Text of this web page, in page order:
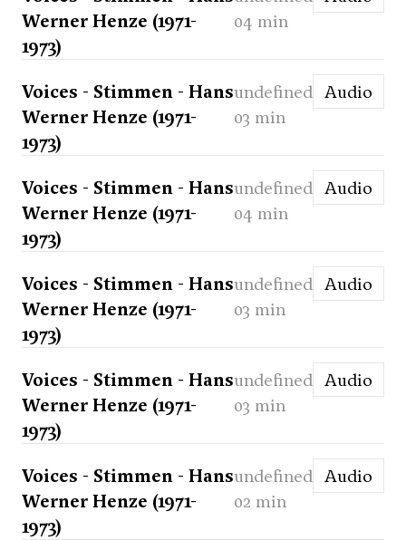
Werner Henze (1971-
1973)
04 min
Voices - Stimmen - Hans
Werner Henze (1971-
1973)
undefined
03 min
Audio
Voices - Stimmen - Hans
Werner Henze (1971-
1973)
undefined
04 min
Audio
Voices - Stimmen - Hans
Werner Henze (1971-
1973)
undefined
03 min
Audio
Voices - Stimmen - Hans
Werner Henze (1971-
1973)
undefined
03 min
Audio
Voices - Stimmen - Hans
Werner Henze (1971-
1973)
undefined
02 min
Audio